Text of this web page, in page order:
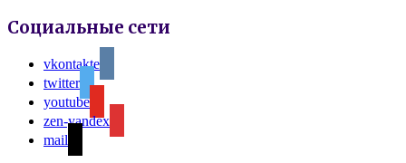
Социальные сети
vkontakte
twitter
youtube
zen-yandex
mail